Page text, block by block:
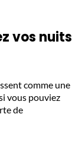
vos nuits
comme une
vous pouviez
de